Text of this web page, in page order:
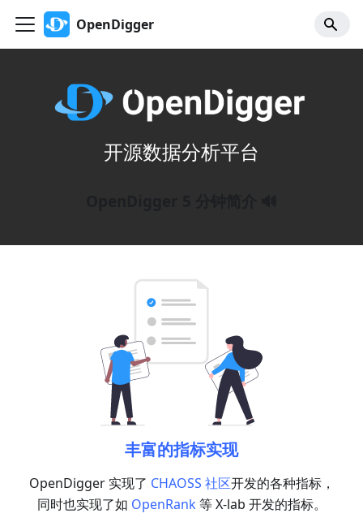
OpenDigger
开源数据分析平台
丰富的指标实现
OpenDigger 实现了 CHAOSS 社区开发的各种指标，
同时也实现了如 OpenRank等 X-lab 开发的指标。